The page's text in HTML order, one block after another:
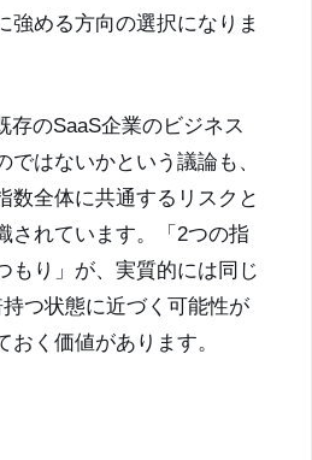
強める方向の選択になりま
存のSaaS企業のビジネス
ではないかという議論も、
数全体に共通するリスクと
されています。「2つの指
もり」が、実質的には同じ
つ状態に近づく可能性が
おく価値があります。